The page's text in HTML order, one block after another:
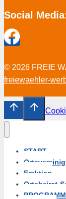
Social
© 2026 FREIE
freiewaehler-
START
Fraktion
Ortsbeirat-
PROGRAMM